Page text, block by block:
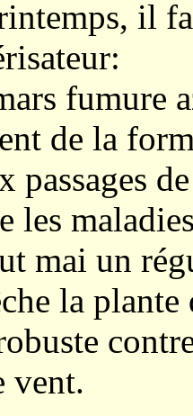
il
fumure
de la
passages
les
mai un
la
vent.